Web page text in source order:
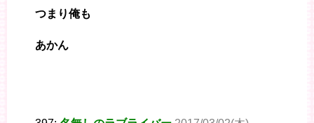
つまり俺も
あかん